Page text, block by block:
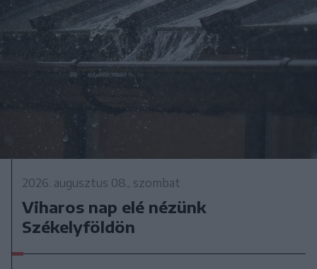
2026. augusztus 08., szombat
Viharos nap elé nézünk
Székelyföldön